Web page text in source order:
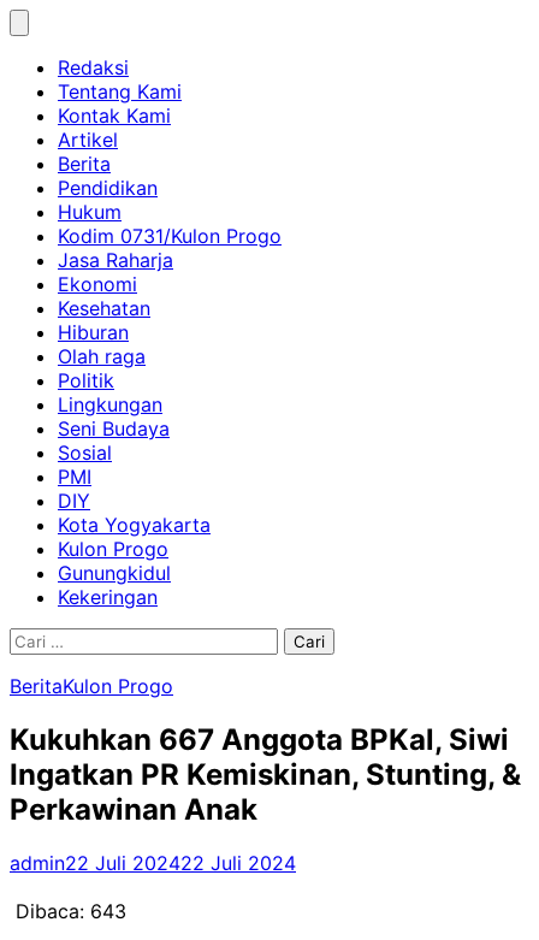
Skip
contentRedaksi
Tentang Kami
Kontak Kami
Artikel
Berita
Pendidikan
Hukum
Kodim 0731/Kulon Progo
Jasa Raharja
Ekonomi
Kesehatan
Hiburan
Olah raga
Politik
Lingkungan
Seni Budaya
Sosial
PMI
DIY
Kota Yogyakarta
Kulon Progo
Gunungkidul
Kekeringan
Cari
BeritaKulon Progo
Kukuhkan 667 Anggota BPKal, Siwi
Ingatkan PR Kemiskinan, Stunting, &
Perkawinan Anak
admin22 Juli 202422 Juli 2024
Dibaca: 643